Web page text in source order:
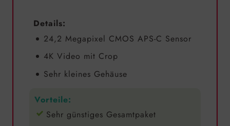
Details:
24,2 Megapixel CMOS APS-C Sensor
4K Video mit Crop
Sehr kleines Gehäuse
Vorteile:
Sehr günstiges Gesamtpaket